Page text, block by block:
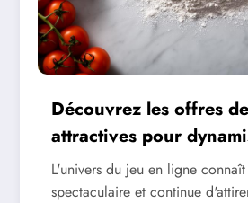
Découvrez les offres
attractives pour
expérience de jeu en
L'univers du jeu en ligne
spectaculaire et continue